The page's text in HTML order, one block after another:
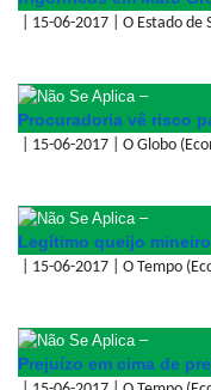
| 15-06-2017 | O Estado de
–
Procuradoria vê risco
| 15-06-2017 | O Globo
–
Legítimo queijo
| 15-06-2017 | O Tempo
–
Prejuízo em cima de